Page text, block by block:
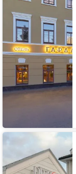
Гостиница